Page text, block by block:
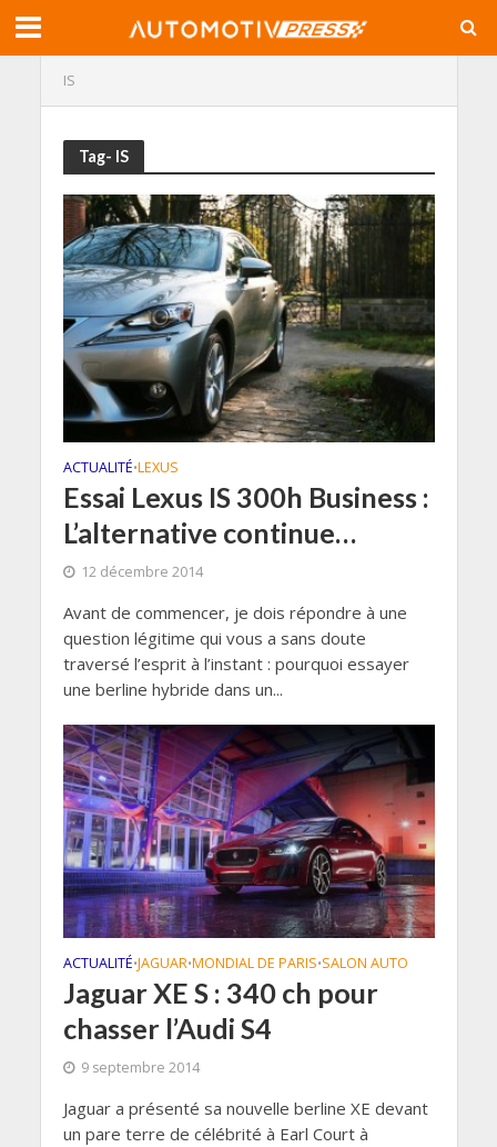
IS
Tag- IS
ACTUALITÉ•LEXUS
Essai Lexus IS 300h Business :
L’alternative continue…
12 décembre 2014
Avant de commencer, je dois répondre à une
question légitime qui vous a sans doute
traversé l’esprit à l’instant : pourquoi essayer
une berline hybride dans un...
ACTUALITÉ•JAGUAR•MONDIAL DE PARIS•SALON AUTO
Jaguar XE S : 340 ch pour
chasser l’Audi S4
9 septembre 2014
Jaguar a présenté sa nouvelle berline XE devant
un pare terre de célébrité à Earl Court à